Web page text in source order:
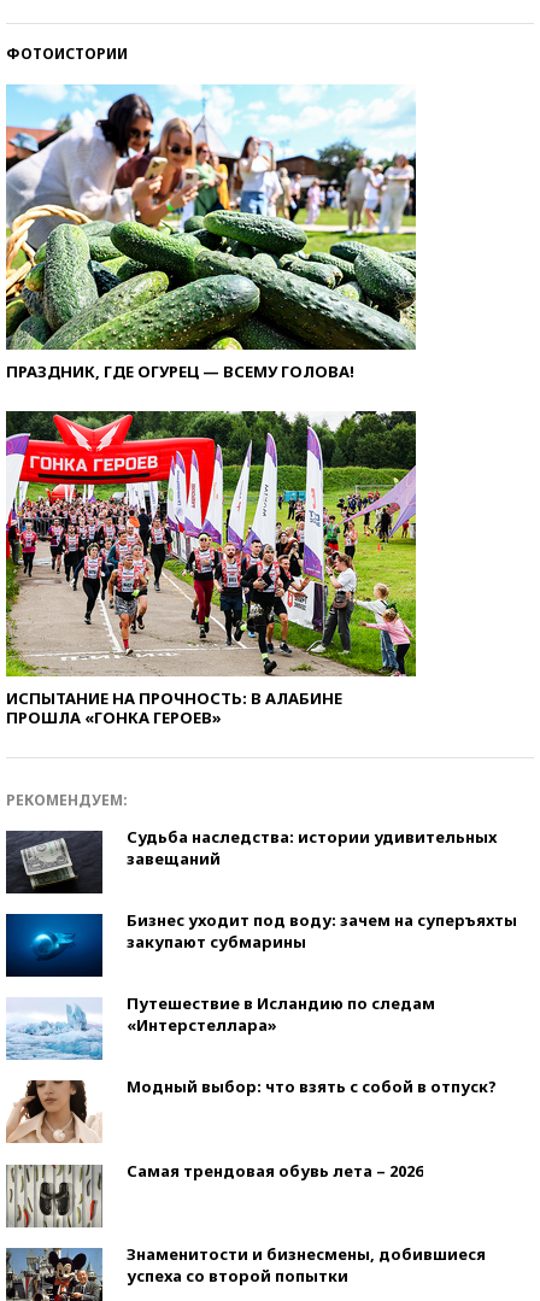
ФОТОИСТОРИИ
ПРАЗДНИК, ГДЕ ОГУРЕЦ — ВСЕМУ ГОЛОВА!
ИСПЫТАНИЕ НА ПРОЧНОСТЬ: В АЛАБИНЕ
ПРОШЛА «ГОНКА ГЕРОЕВ»
РЕКОМЕНДУЕМ:
Судьба наследства: истории удивительных
завещаний
Бизнес уходит под воду: зачем на суперъяхты
закупают субмарины
Путешествие в Исландию по следам
«Интерстеллара»
Модный выбор: что взять с собой в отпуск?
Самая трендовая обувь лета – 2026
Знаменитости и бизнесмены, добившиеся
успеха со второй попытки